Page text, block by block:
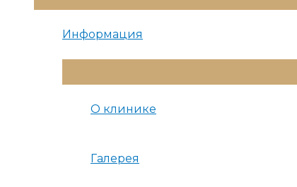
Меню
Информация
Меню
О клинике
Галерея